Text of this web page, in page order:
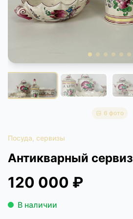
КОНТАКТЫ
6 фото
Посуда, сервизы
Антикварный сервиз
120 000 ₽
В наличии